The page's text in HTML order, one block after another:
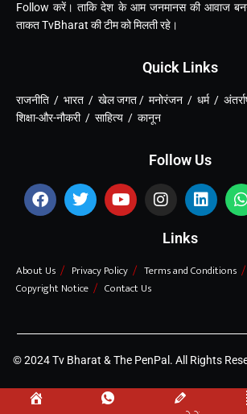
Follow करें। ताकि देश के आम जनमानस की आवाज
ताकत TvBharat की टीम को मिलती रहे।
Quick Links
राजनीति / भारत / खेल जगत / मनोरंजन / धर्म /
शिक्षा-और-नौकरी / साहित्य / कानून
Follow Us
Links
About Us Privacy Policy Terms and Conditions
Copyright Notice
Contact Us
© 2024 Tv Bharat & The PenPal. All Rights